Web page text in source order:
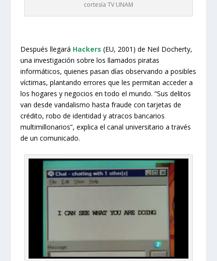
cortesía TV UNAM
Después llegará Hackers (EU, 2001) de Neil Docherty,
una investigación sobre los llamados piratas
informáticos, quienes pasan días observando a posibles
víctimas, plantando errores que les permitan acceder a
los hogares y negocios en todo el mundo. “Sus delitos
van desde vandalismo hasta fraude con tarjetas de
crédito, robo de identidad y atracos bancarios
multimillonarios”, explica el canal universitario a través
de un comunicado.